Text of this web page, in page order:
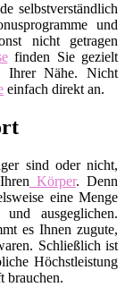
selbstverständlich
und
nicht getragen
finden Sie gezielt
Ihrer Nähe. Nicht
einfach direkt an.
sind oder nicht,
Körper. Denn
eine Menge
ausgeglichen.
es Ihnen zugute,
Schließlich ist
Höchstleistung
brauchen.